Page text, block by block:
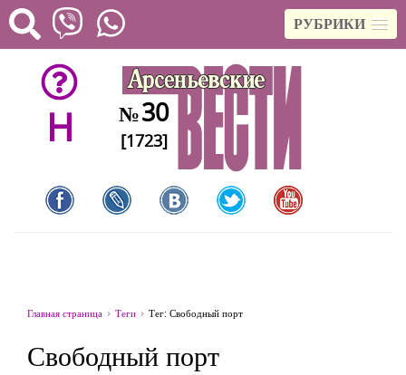
РУБРИКИ
H №30
[1723]
Главная страница Теги Тег: Свободный порт
Свободный порт